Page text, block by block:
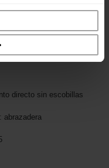
web, quienes pueden
o que hayan
servicios.
directo sin escobillas
abrazadera